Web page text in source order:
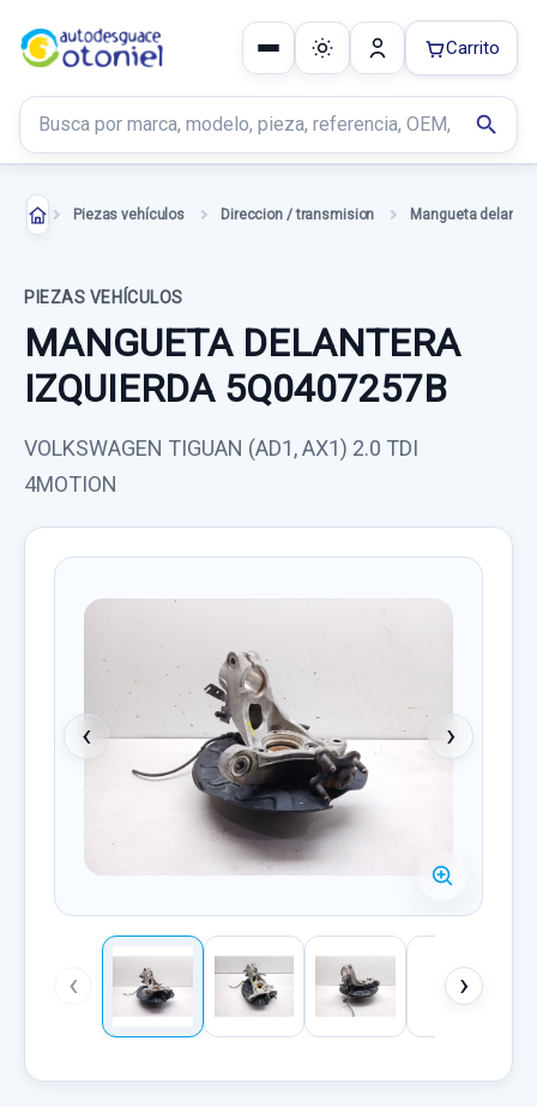
Buscar productos
search
Carrito
Piezas vehículos Direccion / transmision
PIEZAS VEHÍCULOS
MANGUETA DELANTERA
IZQUIERDA 5Q0407257B
VOLKSWAGEN TIGUAN (AD1, AX1) 2.0 TDI
4MOTION
‹ ›
‹ ›